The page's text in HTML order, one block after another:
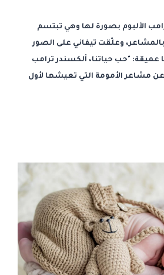
الألبوم بصورة لها وهي تبتسم
وعلّقت تيفاني على الصور
"حب حياتنا، ألكسندر ترامب
مشاعر الأمومة التي تعيشها لأول